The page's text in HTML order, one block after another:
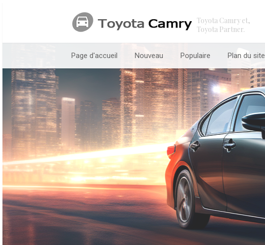
Toyota Camry et,
Toyota Partner.
Page d'accueil Nouveau Populaire Plan du site